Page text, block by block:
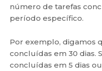
número de tarefas
período específico.
Por exemplo, digamos
concluídas em 30 dias.
concluídas em 5 dias